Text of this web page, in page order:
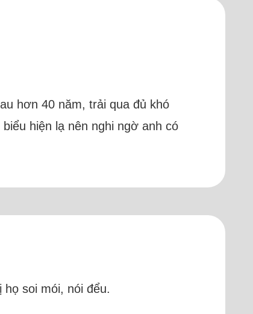
hơn 40 năm, trải qua đủ khó
hiện lạ nên nghi ngờ anh có
soi mói, nói đểu.